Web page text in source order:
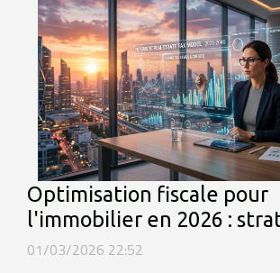
Optimisation fiscale pour
l'immobilier en 2026 :
01/03/2026 22:52